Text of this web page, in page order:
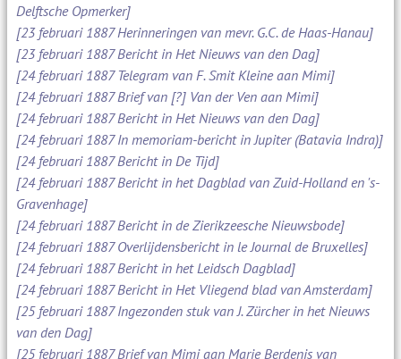
Delftsche Opmerker]
[23 februari 1887 Herinneringen van mevr. G.C. de Haas-Hanau]
[23 februari 1887 Bericht in Het Nieuws van den Dag]
[24 februari 1887 Telegram van F. Smit Kleine aan Mimi]
[24 februari 1887 Brief van [?] Van der Ven aan Mimi]
[24 februari 1887 Bericht in Het Nieuws van den Dag]
[24 februari 1887 In memoriam-bericht in Jupiter (Batavia Indra)]
[24 februari 1887 Bericht in De Tijd]
[24 februari 1887 Bericht in het Dagblad van Zuid-Holland en 's-
Gravenhage]
[24 februari 1887 Bericht in de Zierikzeesche Nieuwsbode]
[24 februari 1887 Overlijdensbericht in le Journal de Bruxelles]
[24 februari 1887 Bericht in het Leidsch Dagblad]
[24 februari 1887 Bericht in Het Vliegend blad van Amsterdam]
[25 februari 1887 Ingezonden stuk van J. Zürcher in het Nieuws
van den Dag]
[25 februari 1887 Brief van Mimi aan Marie Berdenis van